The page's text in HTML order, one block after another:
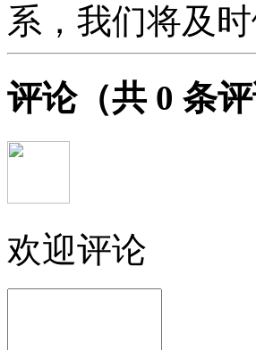
系，我们将及
评论（共 0 条评
欢迎评论